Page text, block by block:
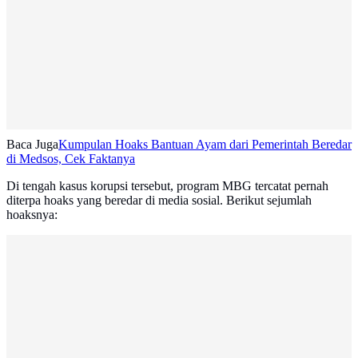
Baca JugaKumpulan Hoaks Bantuan Ayam dari Pemerintah Beredar
di Medsos, Cek Faktanya
Di tengah kasus korupsi tersebut, program MBG tercatat pernah
diterpa hoaks yang beredar di media sosial. Berikut sejumlah
hoaksnya: